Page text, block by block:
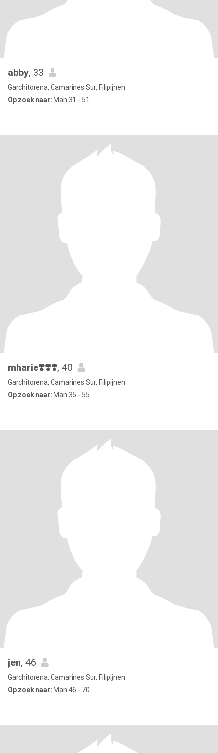
abby, 33
Garchitorena, Camarines Sur, Filipijnen
Op zoek naar: Man 31 - 51
mharie❣️❣️❣️, 40
Garchitorena, Camarines Sur, Filipijnen
Op zoek naar: Man 35 - 55
jen, 46
Garchitorena, Camarines Sur, Filipijnen
Op zoek naar: Man 46 - 70